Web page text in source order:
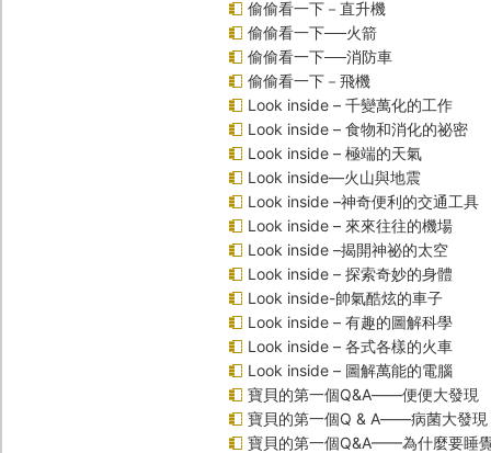
偷偷看一下－直升機
偷偷看一下──火箭
偷偷看一下──消防車
偷偷看一下－飛機
Look inside – 千變萬化的工作
Look inside – 食物和消化的祕密
Look inside – 極端的天氣
Look inside—火山與地震
Look inside –神奇便利的交通工具
Look inside – 來來往往的機場
Look inside –揭開神祕的太空
Look inside – 探索奇妙的身體
Look inside-帥氣酷炫的車子
Look inside – 有趣的圖解科學
Look inside – 各式各樣的火車
Look inside – 圖解萬能的電腦
寶貝的第一個Q&A――便便大發現
寶貝的第一個Q & A――病菌大發現
寶貝的第一個Q&A——為什麼要睡